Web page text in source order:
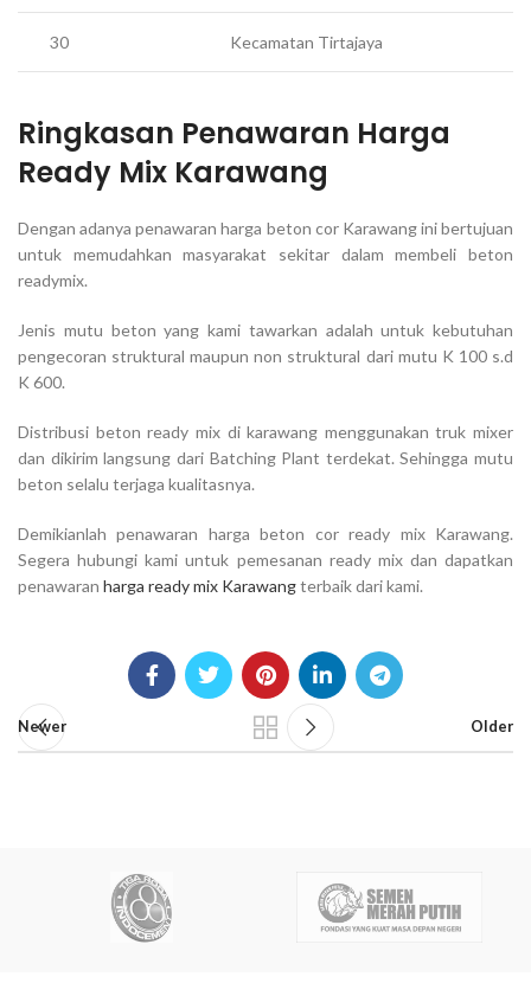
30 Kecamatan Tirtajaya
Ringkasan Penawaran Harga
Ready Mix Karawang
Dengan adanya penawaran harga beton cor Karawang ini bertujuan
untuk memudahkan masyarakat sekitar dalam membeli beton
readymix.
Jenis mutu beton yang kami tawarkan adalah untuk kebutuhan
pengecoran struktural maupun non struktural dari mutu K 100 s.d
K 600.
Distribusi beton ready mix di karawang menggunakan truk mixer
dan dikirim langsung dari Batching Plant terdekat. Sehingga mutu
beton selalu terjaga kualitasnya.
Demikianlah penawaran harga beton cor ready mix Karawang.
Segera hubungi kami untuk pemesanan ready mix dan dapatkan
penawaran harga ready mix Karawangterbaik dari kami.
Newer Older